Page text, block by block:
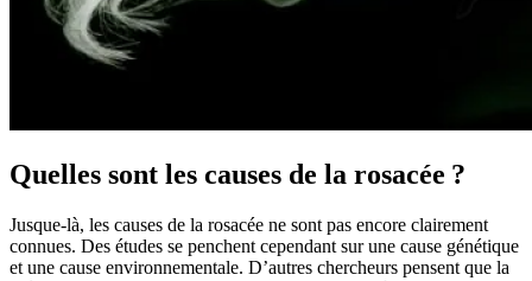
Quelles sont les causes de la rosacée ?
Jusque-là, les causes de la rosacée ne sont pas encore clairement
connues. Des études se penchent cependant sur une cause génétique
et une cause environnementale. D’autres chercheurs pensent que la